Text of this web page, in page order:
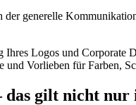
generelle
Logos und Corporate
Vorlieben für Farben,
gilt nicht nur